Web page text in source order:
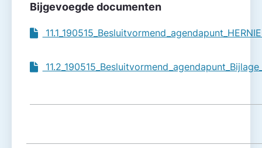
Bijgevoegde documenten